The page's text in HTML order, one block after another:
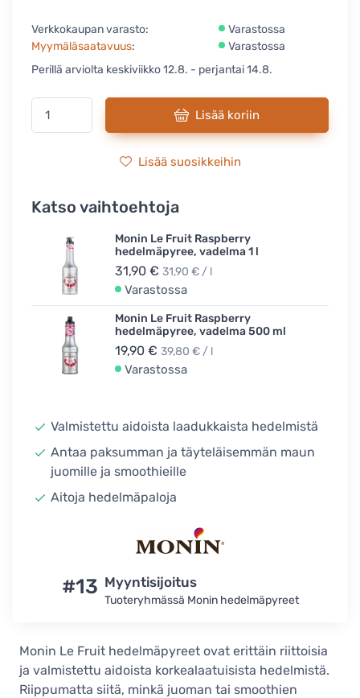
Verkkokaupan varasto:
Varastossa
Myymäläsaatavuus:
Varastossa
Perillä arviolta keskiviikko 12.8. - perjantai 14.8.
Lisää koriin
Lisää suosikkeihin
Katso vaihtoehtoja
Monin Le Fruit Raspberry
hedelmäpyree, vadelma 1 l
31,90 € 31,90 € / l
Varastossa
Monin Le Fruit Raspberry
hedelmäpyree, vadelma 500 ml
19,90 € 39,80 € / l
Varastossa
Valmistettu aidoista laadukkaista hedelmistä
Antaa paksumman ja täyteläisemmän maun
juomille ja smoothieille
Aitoja hedelmäpaloja
#13 Myyntisijoitus
Tuoteryhmässä Monin hedelmäpyreet
Monin Le Fruit hedelmäpyreet ovat erittäin riittoisia
ja valmistettu aidoista korkealaatuisista hedelmistä.
Riippumatta siitä, minkä juoman tai smoothien